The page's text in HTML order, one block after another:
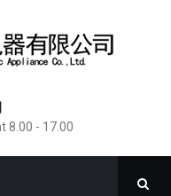
8.00 - 17.00